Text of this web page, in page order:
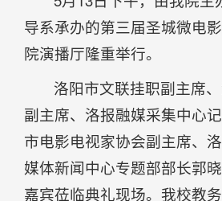
导系承办的第三届圣城微电
院演播厅隆重举行。
洛阳市文联挂职副主席
副主席、洛报融媒采集中心
市电影电视家协会副主席、
媒体新闻中心专题部部长郭
嘉宾莅临典礼现场。我校教